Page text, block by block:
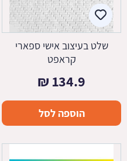
שלט בעיצוב אישי ספארי
קראפט
134.9
₪
הוספה לסל